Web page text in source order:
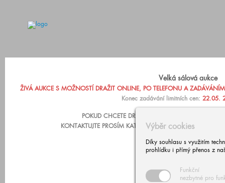
Výběr cookies
Díky souhlasu s využitím
prohlídku i přímý přenos z
Funkční
nezbytné pro
Velká sálová aukce
ŽIVÁ AUKCE S MOŽNOSTÍ DRAŽIT ONLINE, PO TELEFONU A
Konec zadávání limitních cen: 22.05.
POKUD CHCETE DRAŽIT PO TELEFONU NEBO
KONTAKTUJTE PROSÍM KATARÍNU ZÁRUBOVOU, +420